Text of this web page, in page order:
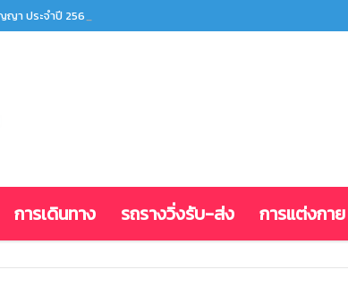
ประจำปี 2568 วันที่ 6 ธ.ค. 68
การเดินทาง รถรางวิ่งรับ-ส่ง การแต่งกาย